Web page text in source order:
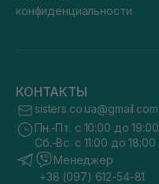
конфиденциальности
КОНТАКТЫ
sisters.co.ua@gmail.com
Пн.-Пт. с 10:00 до 19:00
Сб.-Вс. с 11:00 до 18:00
Менеджер
+38 (097) 612-54-81